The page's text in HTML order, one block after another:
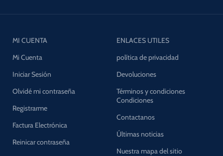
MI CUENTA
Mi Cuenta
Iniciar Sesión
Olvidé mi contraseña
Registrarme
Factura Electrónica
Reinicar contraseña
ENLACES UTILES
política de privacidad
Devoluciones
Términos y condiciones
Condiciones
Contactanos
Últimas noticias
Nuestra mapa del sitio